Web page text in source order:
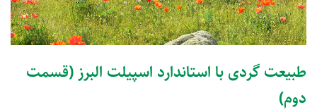
طبیعت گردی با استاندارد اسپیلت البرز (قسمت
دوم)